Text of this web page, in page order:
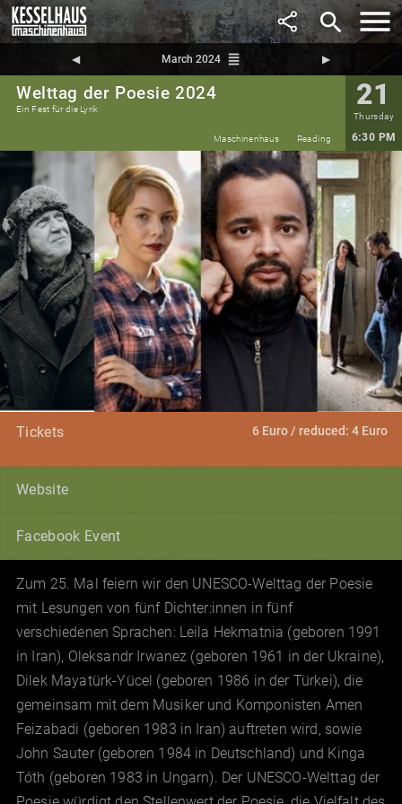
search
◀︎ March 2024 reorder ▶︎
Welttag der Poesie 2024
Ein Fest für die Lyrik 21
Thursday
6:30 PM
Maschinenhaus Reading
Tickets 6 Euro / reduced: 4 Euro
Website
Facebook Event
Zum 25. Mal feiern wir den UNESCO-Welttag der Poesie
mit Lesungen von fünf Dichter:innen in fünf
verschiedenen Sprachen: Leila Hekmatnia (geboren 1991
in Iran), Oleksandr Irwanez (geboren 1961 in der Ukraine),
Dilek Mayatürk-Yücel (geboren 1986 in der Türkei), die
gemeinsam mit dem Musiker und Komponisten Amen
Feizabadi (geboren 1983 in Iran) auftreten wird, sowie
John Sauter (geboren 1984 in Deutschland) und Kinga
Tóth (geboren 1983 in Ungarn). Der UNESCO-Welttag der